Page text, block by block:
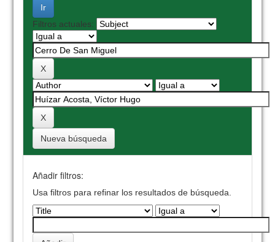
Filtros actuales:
Nueva búsqueda
Añadir filtros:
Usa filtros para refinar los resultados de búsqueda.